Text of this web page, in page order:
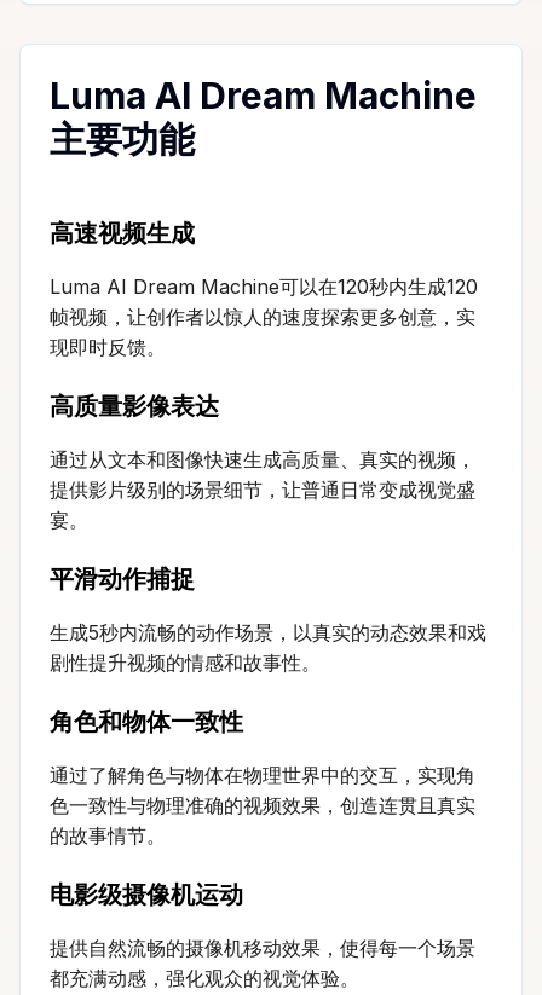
Luma AI Dream Machine
主要功能
高速视频生成
Luma AI Dream Machine可以在120秒内生成120
帧视频，让创作者以惊人的速度探索更多创意，实
现即时反馈。
高质量影像表达
通过从文本和图像快速生成高质量、真实的视频，
提供影片级别的场景细节，让普通日常变成视觉盛
宴。
平滑动作捕捉
生成5秒内流畅的动作场景，以真实的动态效果和戏
剧性提升视频的情感和故事性。
角色和物体一致性
通过了解角色与物体在物理世界中的交互，实现角
色一致性与物理准确的视频效果，创造连贯且真实
的故事情节。
电影级摄像机运动
提供自然流畅的摄像机移动效果，使得每一个场景
都充满动感，强化观众的视觉体验。